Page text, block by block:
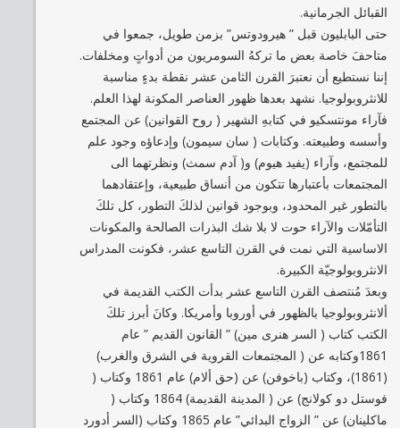
القبائل الجرمانية.
حتى البابليون قبل ” هيرودوتس” بزمن طويل، جمعوا في
متاحفَ خاصة بعض ما تركهُ السومريون من أدواتٍ ومخلفات.
إننا نستطيع أن نعتبرَ القرن الثامن عشر نقطة بدءٍ مناسبة
للانثروبولوجيا. نشهد بعدها ظهور العناصر المكونة لهذا العلم.
فآراء مونتسكيو في كتابهِ الشهير ( روح القوانين) عن المجتمع
وأسسه وطبيعته. وكتابات ( سان سيمون) وإدعاؤه وجود علم
للمجتمع، وآراء (يفيد هيوم) و( آدم سمث) ونظرتهما الى
المجتمعات بأعتبارها تتكون من أنساق طبيعية، وإعتقادهما
بالتطور غير المحدود، وبوجود قوانين لذلكَ التطور، كل تلكَ
التأمّلات والآراء حوت لا بلا شك البذرات الصالحة والمكونات
الاساسية التي نمت في القرن التاسع عشر، فكونت المدراس
الانثروبولوجيّة الكبيرة.
وبعدَ مُنتصف القرن التاسع عشر بدأت الكتب القديمة في
ألانثروبولوجيا بالظهور في أوروبا وأمريكا. وكانَ أبرز تلكَ
الكتب كتاب ( السر هنرى مين) ” القانون القديم ” عام
1861وكتابه عن ( المجتمعات القروية في الشرق والغرب)
(1861)، وكتاب (باخوفن) عن (حق ألام) عام 1861 وكتاب (
فوستل دو كولانج) عن ( المدينة القديمة) 1864 وكتاب (
ماكلينان) عن ” الزواج البدائي” عام 1865 وكتاب (السر أدورد